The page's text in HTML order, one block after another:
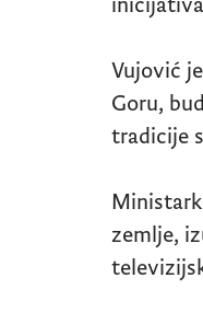
Vujović
Goru,
tradicije
zemlje,